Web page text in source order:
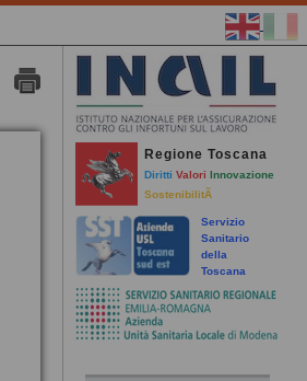
Regione Toscana
Diritti Valori Innovazione
SostenibilitÃ
Servizio
Sanitario
della
Toscana